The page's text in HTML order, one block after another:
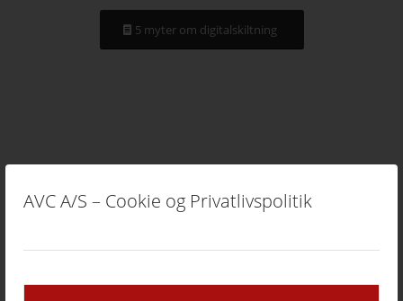
AVC A/S – Cookie og Privatlivspolitik
5 myter om digitalskiltning